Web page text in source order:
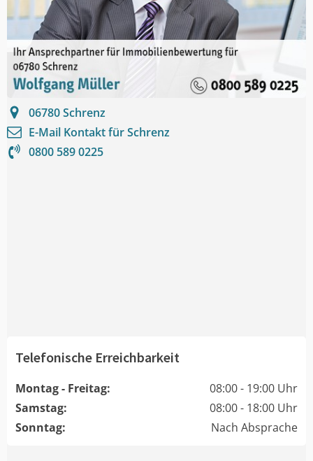
06780Schrenz
E-Mail Kontakt fürSchrenz
0800 589 0225
Telefonische Erreichbarkeit
Montag - Freitag:
08:00 - 19:00 Uhr
Samstag:
08:00 - 18:00 Uhr
Sonntag:
Nach Absprache